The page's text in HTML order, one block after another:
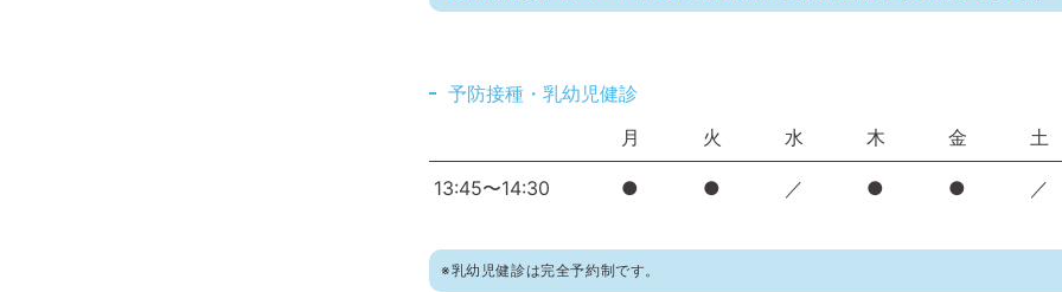
予防接種・乳幼児健診
月
火 水 木 金 土
13:45〜14:30 ● ● ／ ● ● ／
※乳幼児健診は完全予約制です。